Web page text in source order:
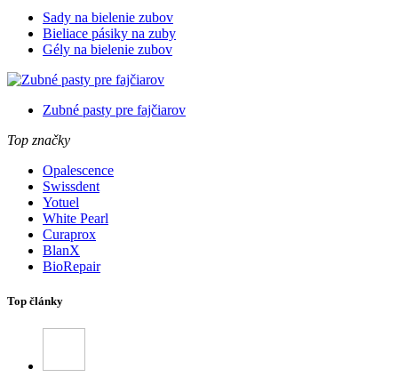
Sady na bielenie zubov
Bieliace pásiky na zuby
Gély na bielenie zubov
Zubné pasty pre fajčiarov
Top značky
Opalescence
Swissdent
Yotuel
White Pearl
Curaprox
BlanX
BioRepair
Top články